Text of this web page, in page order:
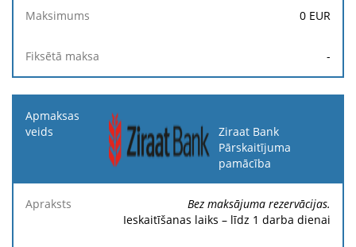
0 EUR
-
Ziraat Bank
Pārskaitījuma
pamācība
Bez maksājuma rezervācijas.
Ieskaitīšanas laiks – līdz 1 darba dienai